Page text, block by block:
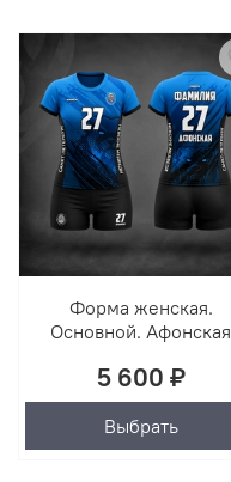
Форма женская.
Основной. Афонская
5 600 ₽
Выбрать